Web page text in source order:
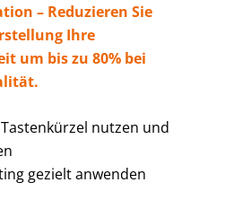
– Reduzieren Sie
Ihre
um bis zu 80% bei
nutzen und
gezielt anwenden